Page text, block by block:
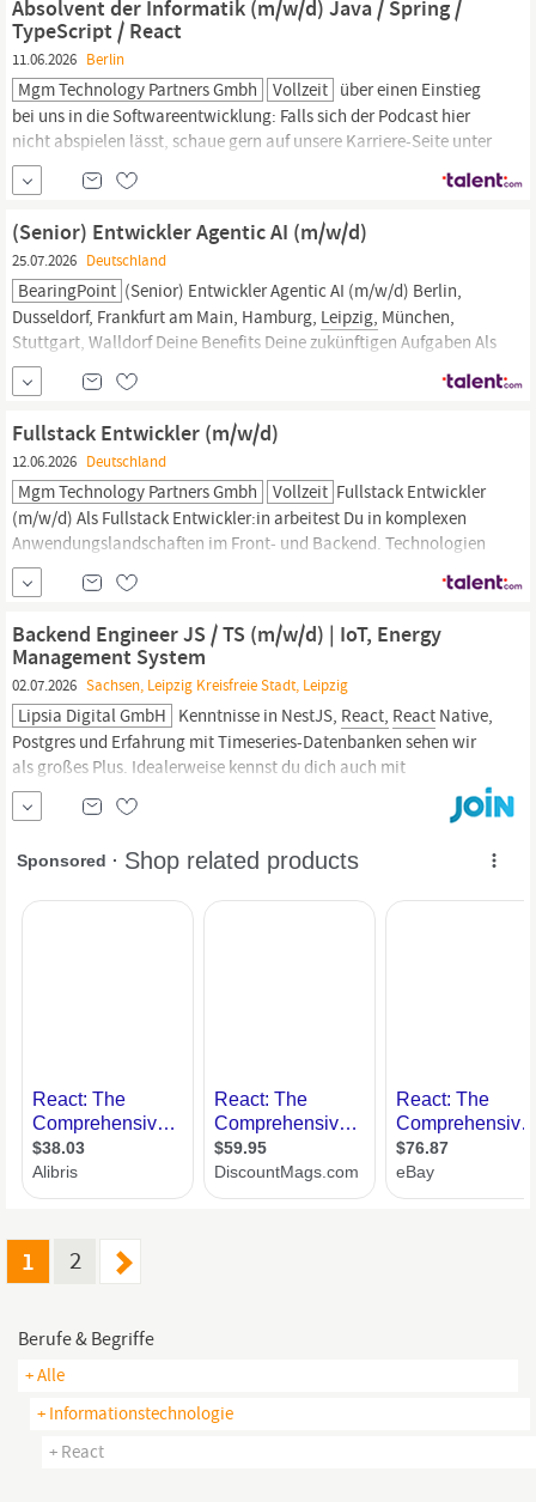
CRM systems with consumer interactions Inbound (Reactive
Care)
Absolvent der Informatik (m/w/d) Java / Spring /
TypeScript / React
11.06.2026 Berlin
Mgm Technology Partners Gmbh Vollzeit über einen Einstieg
bei uns in die Softwareentwicklung: Falls sich der Podcast hier
nicht abspielen lässt, schaue gern auf unsere Karriere-Seite unter
der Kategorie „Podcast“. Du findest außerdem alle Episoden bei
Spotify und Apple Podcast unter „Working in IT by mgm“.
Standort: Aachen, Bamberg, Berlin, Hamburg, Köln,
München-Nord, Nürnberg...
(Senior) Entwickler Agentic AI (m/w/d)
25.07.2026 Deutschland
BearingPoint (Senior) Entwickler Agentic AI (m/w/d) Berlin,
Dusseldorf, Frankfurt am Main, Hamburg, Leipzig, München,
Stuttgart, Walldorf Deine Benefits Deine zukünftigen Aufgaben Als
(Senior) Entwickler Agentic AI (m/w/d) bist du Teil eines
kollaborativen Teams, das sich mit der Einführung von Generative
AI im Unternehmenskontext beschäftigt.
Fullstack Entwickler (m/w/d)
12.06.2026 Deutschland
Mgm Technology Partners Gmbh Vollzeit Fullstack Entwickler
(m/w/d) Als Fullstack Entwickler:in arbeitest Du in komplexen
Anwendungslandschaften im Front- und Backend. Technologien
wie Java, JavaScript, TypeScript,
uns eine große Rolle. Standort: Aachen, Bamberg, Berlin,
Leipzig,
München-Nord, München-Süd,
Nürnberg, Stuttgart
Backend Engineer JS / TS (m/w/d) | IoT, Energy
Management System
02.07.2026 Sachsen, Leipzig Kreisfreie Stadt, Leipzig
Lipsia Digital GmbH Kenntnisse in NestJS, React, React Native,
Postgres und Erfahrung mit Timeseries-Datenbanken sehen wir
als großes Plus. Idealerweise kennst du dich auch mit
Infrastrukturthemen und DevOps-Praktiken aus. Benefits Eine
spannende Tätigkeit in einem innovativen Unternehmen mit
1 2
Berufe & Begriffe
+ Alle
+ Informationstechnologie
+ React